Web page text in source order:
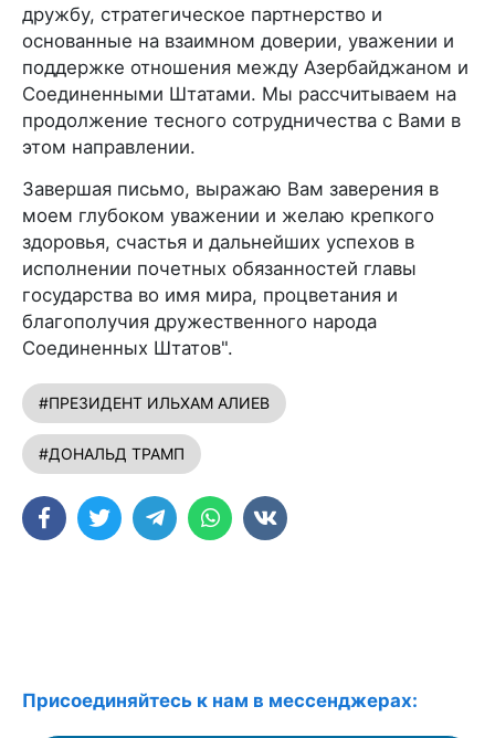
дружбу, стратегическое партнерство и
основанные на взаимном доверии, уважении и
поддержке отношения между Азербайджаном и
Соединенными Штатами. Мы рассчитываем на
продолжение тесного сотрудничества с Вами в
этом направлении.
Завершая письмо, выражаю Вам заверения в
моем глубоком уважении и желаю крепкого
здоровья, счастья и дальнейших успехов в
исполнении почетных обязанностей главы
государства во имя мира, процветания и
благополучия дружественного народа
Соединенных Штатов".
#ПРЕЗИДЕНТ ИЛЬХАМ АЛИЕВ
#ДОНАЛЬД ТРАМП
Присоединяйтесь к нам в мессенджерах: